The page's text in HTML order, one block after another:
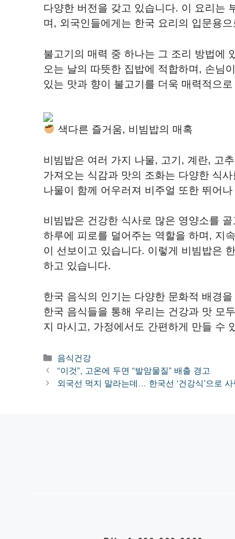
다양한 버전을 갖고 있습니다. 이 요리는
며, 외국인들에게는 한국 요리의 입문용
불고기의 매력 중 하나는 그 조리 방법에
오는 날의 따뜻한 집밥에 적합하며, 손님
있는 맛과 향이 불고기를 더욱 매력적으
색다른 즐거움, 비빔밥의 매혹
비빔밥은 여러 가지 나물, 고기, 계란, 고
가져오는 식감과 맛의 조화는 다양한 식
나물이 함께 어우러져 비주얼 또한 뛰어
비빔밥은 건강한 식사로 많은 영양소를
하루에 피로를 덜어주는 역할을 하며, 지
이 선보이고 있습니다. 이렇게 비빔밥은
하고 있습니다.
한국 음식의 인기는 다양한 문화적 배경
한국 음식들을 통해 우리는 건강과 맛 모
지 마시고, 가정에서도 간편하게 만들 수
카
테
고
음식건강
“이것”, 고온에 두면 “발암물질” 배출 경고
외국선 먹지 말라는데… 한국선 ‘건강식’으로